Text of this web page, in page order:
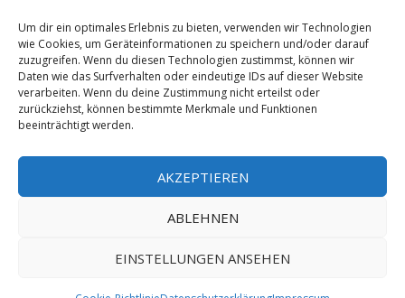
Um dir ein optimales Erlebnis zu bieten, verwenden wir Technologien
wie Cookies, um Geräteinformationen zu speichern und/oder darauf
zuzugreifen. Wenn du diesen Technologien zustimmst, können wir
Daten wie das Surfverhalten oder eindeutige IDs auf dieser Website
verarbeiten. Wenn du deine Zustimmung nicht erteilst oder
zurückziehst, können bestimmte Merkmale und Funktionen
beeinträchtigt werden.
AKZEPTIEREN
ABLEHNEN
EINSTELLUNGEN ANSEHEN
Verkehr
Verkehrsunfall
Vermisst
Waffen